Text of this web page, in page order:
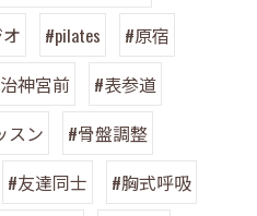
#pilates
#原宿
神宮前
#表参道
スン
#骨盤調整
#友達同士
#胸式呼吸